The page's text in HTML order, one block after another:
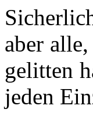
aber
gelitten
jeden